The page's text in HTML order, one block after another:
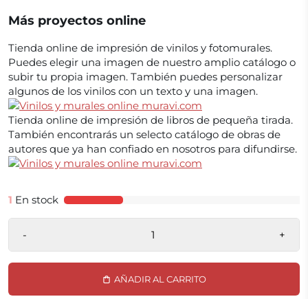
Más proyectos online
Tienda online de impresión de vinilos y fotomurales.
Puedes elegir una imagen de nuestro amplio catálogo o
subir tu propia imagen. También puedes personalizar
algunos de los vinilos con un texto y una imagen.
Tienda online de impresión de libros de pequeña tirada.
También encontrarás un selecto catálogo de obras de
autores que ya han confiado en nosotros para difundirse.
1 En stock
- +
AÑADIR AL CARRITO